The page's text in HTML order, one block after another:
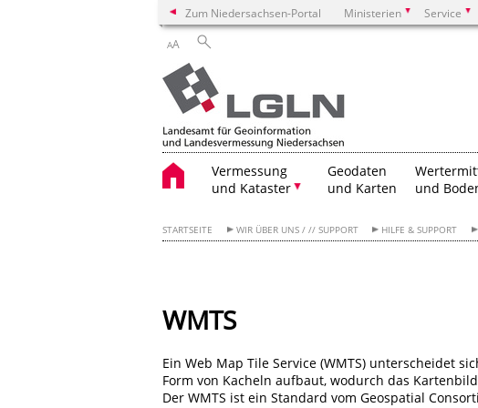
Zum Niedersachsen-Portal Ministerien Service
AA
Vermessung
und Kataster
Geodaten
und Karten
und
STARTSEITE WIR ÜBER UNS / // SUPPORT HILFE & SUPPORT
WMTS
Ein Web Map Tile Service (WMTS) unterscheidet
Form von Kacheln aufbaut, wodurch das
Der WMTS ist ein Standard vom Geospatial